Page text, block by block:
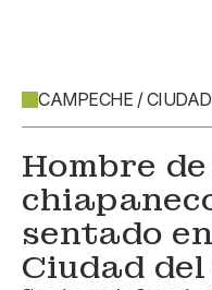
CAMPECHE /
Hombre
sentado
Ciudad